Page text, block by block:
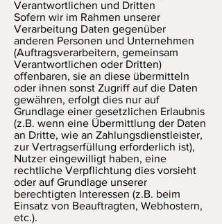
Verantwortlichen und Dritten
Sofern wir im Rahmen unserer
Verarbeitung Daten gegenüber
anderen Personen und Unternehmen
(Auftragsverarbeitern, gemeinsam
Verantwortlichen oder Dritten)
offenbaren, sie an diese übermitteln
oder ihnen sonst Zugriff auf die Daten
gewähren, erfolgt dies nur auf
Grundlage einer gesetzlichen Erlaubnis
(z.B. wenn eine Übermittlung der Daten
an Dritte, wie an Zahlungsdienstleister,
zur Vertragserfüllung erforderlich ist),
Nutzer eingewilligt haben, eine
rechtliche Verpflichtung dies vorsieht
oder auf Grundlage unserer
berechtigten Interessen (z.B. beim
Einsatz von Beauftragten, Webhostern,
etc.).